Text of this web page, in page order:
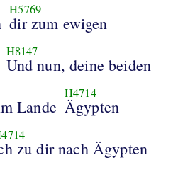
H5769
dir zum ewigen
H8147
Und nun, deine beiden
Lande
H4714
Ägypten
zu dir nach Ägypten